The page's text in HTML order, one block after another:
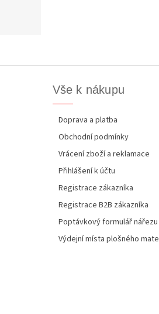
Vše k nákupu
Doprava a platba
Obchodní podmínky
Vrácení zboží a reklamace
Přihlášení k účtu
Registrace zákazníka
Registrace B2B zákazníka
Poptávkový formulář nářezu
Výdejní místa plošného